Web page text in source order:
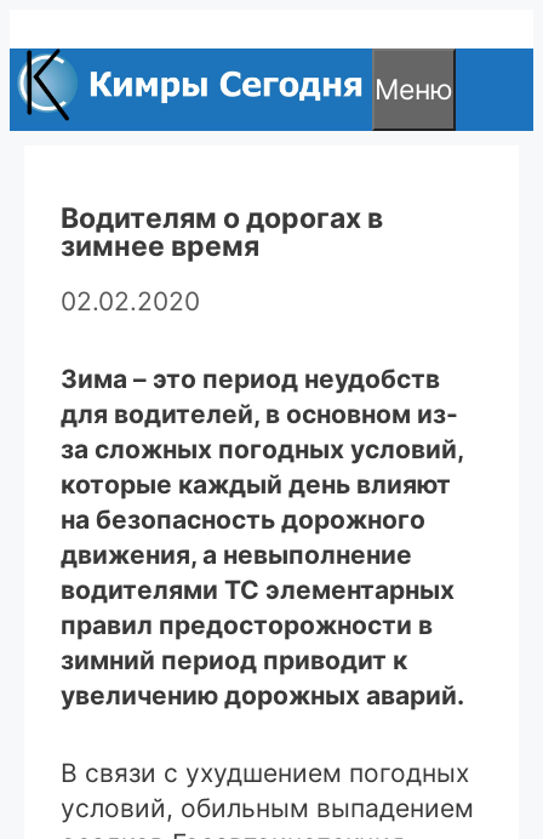
к
содержимому
Меню
Водителям о дорогах в
зимнее время
02.02.2020
Зима – это период неудобств
для водителей, в основном из-
за сложных погодных условий,
которые каждый день влияют
на безопасность дорожного
движения, а невыполнение
водителями ТС элементарных
правил предосторожности в
зимний период приводит к
увеличению дорожных аварий.
В связи с ухудшением погодных
условий, обильным выпадением